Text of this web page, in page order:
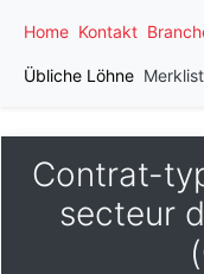
Home Kontakt
Übliche Löhne
Contrat-
secteur